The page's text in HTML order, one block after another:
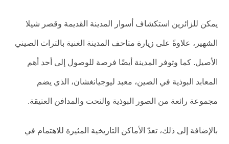
يمكن للزائرين استكشاف أسوار المدينة القديمة وقصر شيلا
الشهير، علاوةً على زيارة متاحف المدينة الغنية بالتراث الصيني
الأصيل. كما وتوفر المدينة أيضًا فرصة للوصول إلى أحد أهم
المعابد البوذية في الصين، معبد ليوجيانغشان، الذي يضم
مجموعة رائعة من الصور البوذية والنحت والمدافن العتيقة.
بالإضافة إلى ذلك، تعدّ الأماكن التاريخية المثيرة للاهتمام في